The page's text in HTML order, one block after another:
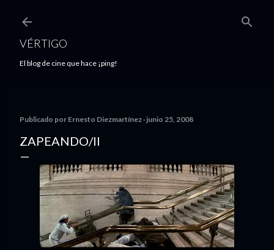
VÉRTIGO
El blog de cine que hace ¡ping!
Publicado por Ernesto Diezmartínez junio 25, 2008
ZAPEANDO/II